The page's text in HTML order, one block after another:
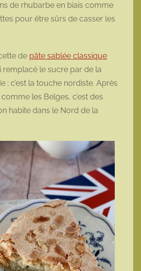
de rhubarbe en biais comme
pour être sûrs de casser les
de pâte sablée classique
remplacé le sucre par de la
: c’est la touche nordiste. Après
les Belges, c’est des
habite dans le Nord de la